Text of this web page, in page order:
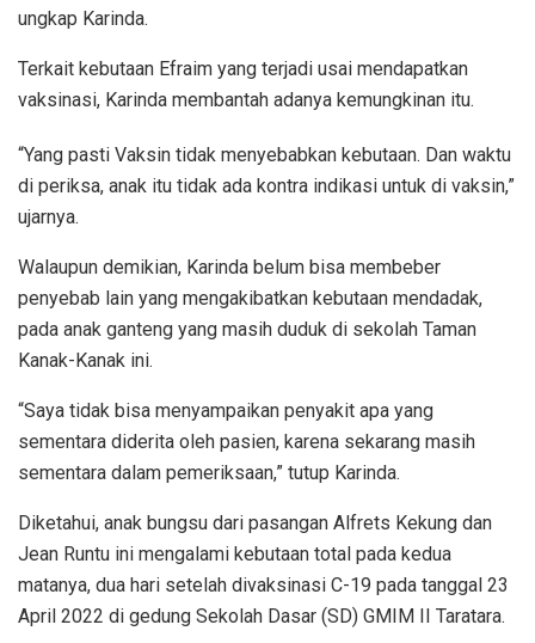
ungkap Karinda.
Terkait kebutaan Efraim yang terjadi usai mendapatkan
vaksinasi, Karinda membantah adanya kemungkinan itu.
“Yang pasti Vaksin tidak menyebabkan kebutaan. Dan waktu
di periksa, anak itu tidak ada kontra indikasi untuk di vaksin,”
ujarnya.
Walaupun demikian, Karinda belum bisa membeber
penyebab lain yang mengakibatkan kebutaan mendadak,
pada anak ganteng yang masih duduk di sekolah Taman
Kanak-Kanak ini.
“Saya tidak bisa menyampaikan penyakit apa yang
sementara diderita oleh pasien, karena sekarang masih
sementara dalam pemeriksaan,” tutup Karinda.
Diketahui, anak bungsu dari pasangan Alfrets Kekung dan
Jean Runtu ini mengalami kebutaan total pada kedua
matanya, dua hari setelah divaksinasi C-19 pada tanggal 23
April 2022 di gedung Sekolah Dasar (SD) GMIM II Taratara.